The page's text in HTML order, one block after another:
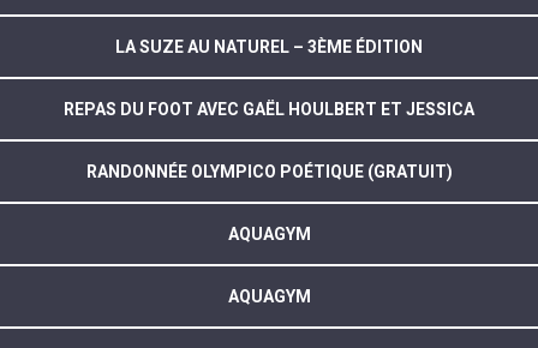
LA SUZE AU NATUREL – 3ÈME ÉDITION
REPAS DU FOOT AVEC GAËL HOULBERT ET JESSICA
RANDONNÉE OLYMPICO POÉTIQUE (GRATUIT)
AQUAGYM
AQUAGYM